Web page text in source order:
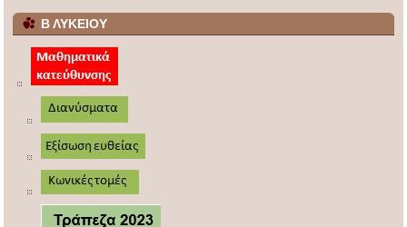
Β ΛΥΚΕΙΟΥ